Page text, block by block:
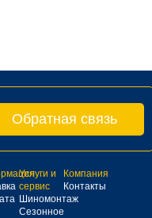
Обратная связь
Услуги и
сервис
Шиномонтаж
Сезонное
Компания
Контакты